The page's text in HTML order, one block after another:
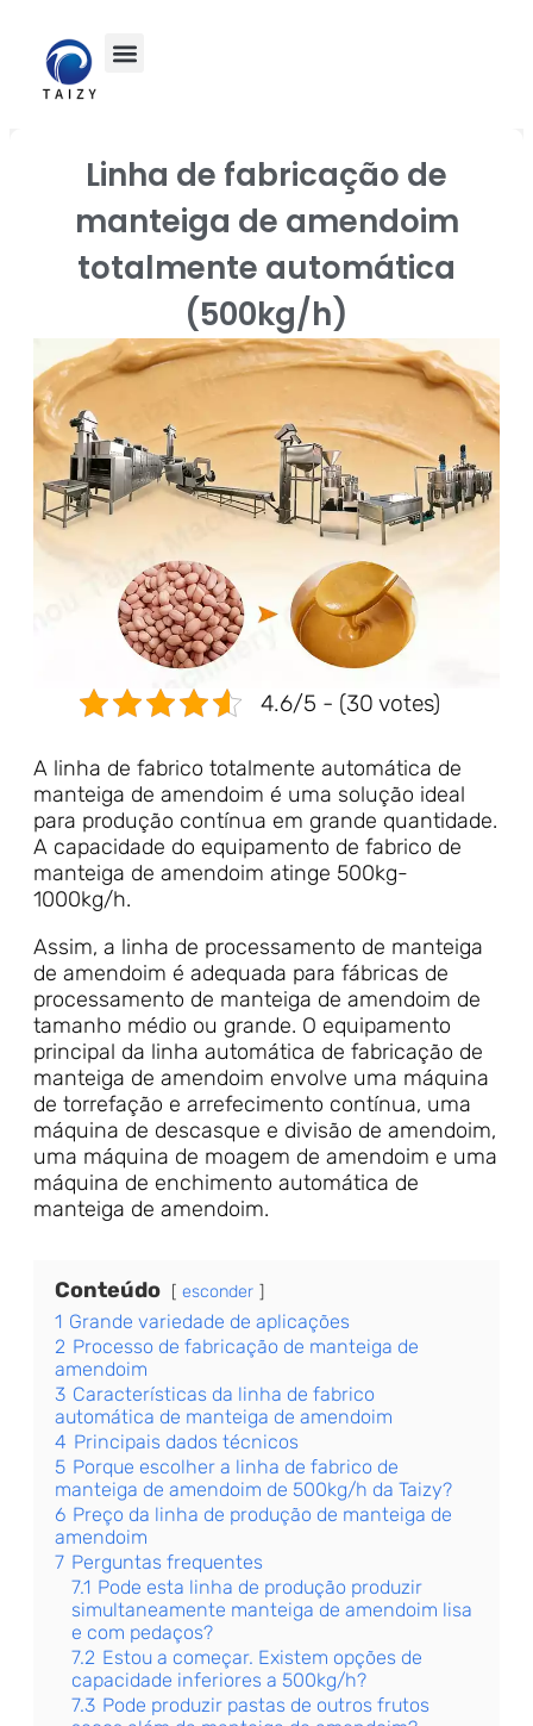
Linha de fabricação de
manteiga de amendoim
totalmente automática
(500kg/h)
4.6/5 - (30 votes)
A linha de fabrico totalmente automática de
manteiga de amendoim é uma solução ideal
para produção contínua em grande quantidade.
A capacidade do equipamento de fabrico de
manteiga de amendoim atinge 500kg-
1000kg/h.
Assim, a linha de processamento de manteiga
de amendoim é adequada para fábricas de
processamento de manteiga de amendoim de
tamanho médio ou grande. O equipamento
principal da linha automática de fabricação de
manteiga de amendoim envolve uma máquina
de torrefação e arrefecimento contínua, uma
máquina de descasque e divisão de amendoim,
uma máquina de moagem de amendoim e uma
máquina de enchimento automática de
manteiga de amendoim.
Conteúdo esconder
1 Grande variedade de aplicações
2 Processo de fabricação de manteiga de
amendoim
3 Características da linha de fabrico
automática de manteiga de amendoim
4 Principais dados técnicos
5 Porque escolher a linha de fabrico de
manteiga de amendoim de 500kg/h da Taizy?
6 Preço da linha de produção de manteiga de
amendoim
7 Perguntas frequentes
7.1 Pode esta linha de produção produzir
simultaneamente manteiga de amendoim lisa
e com pedaços?
7.2 Estou a começar. Existem opções de
capacidade inferiores a 500kg/h?
7.3 Pode produzir pastas de outros frutos